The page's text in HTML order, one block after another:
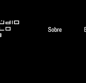
Sobre
Sobre